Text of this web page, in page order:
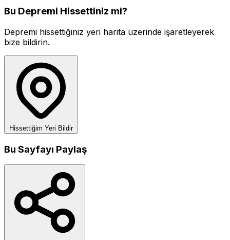
Bu Depremi Hissettiniz mi?
Depremi hissettiğiniz yeri harita üzerinde işaretleyerek
bize bildirin.
Hissettiğim Yeri Bildir
Bu Sayfayı Paylaş